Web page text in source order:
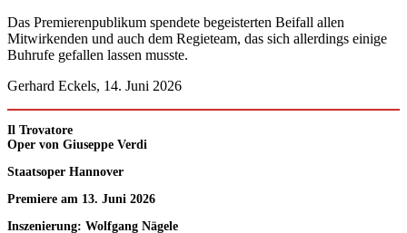
Das Premierenpublikum spendete begeisterten Beifall allen
Mitwirkenden und auch dem Regieteam, das sich allerdings einige
Buhrufe gefallen lassen musste.
Gerhard Eckels, 14. Juni 2026
Il Trovatore
Oper von Giuseppe Verdi
Staatsoper Hannover
Premiere am 13. Juni 2026
Inszenierung: Wolfgang Nägele